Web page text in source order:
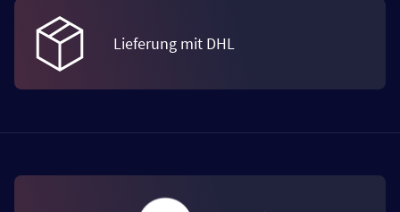
Lieferung mit DHL